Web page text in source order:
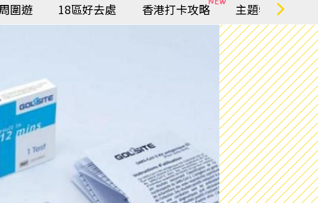
圍遊 18區好去處 香港打卡攻略 主題特集